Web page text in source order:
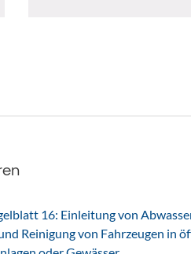
16: Einleitung von
Reinigung von Fahrzeugen in